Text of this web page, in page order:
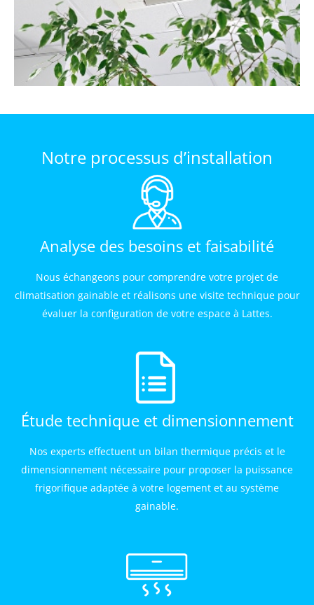
Notre processus d’installation
Analyse des besoins et faisabilité
Nous échangeons pour comprendre votre projet de
climatisation gainable et réalisons une visite technique pour
évaluer la configuration de votre espace à Lattes.
Étude technique et dimensionnement
Nos experts effectuent un bilan thermique précis et le
dimensionnement nécessaire pour proposer la puissance
frigorifique adaptée à votre logement et au système
gainable.